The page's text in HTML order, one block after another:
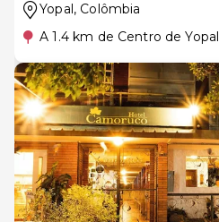
Yopal, Colômbia
A 1.4 km de Centro de Yopal